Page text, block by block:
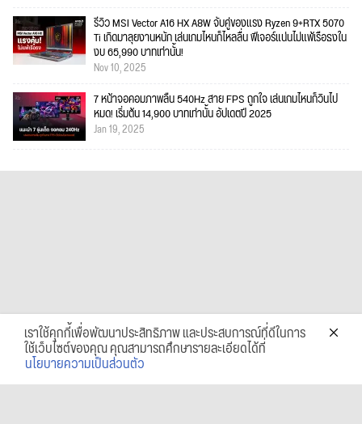
รีวิว MSI Vector A16 HX A8W จับคู่ของแรง Ryzen 9+RTX 5070
Ti เกิดมาลุยงานหนัก เล่นเกมไหนก็ไหลลื่น ฟีเจอร์แน่นไม่แพ้เรือธงใน
งบ 65,990 บาทเท่านั้น!
Nov 10, 2025
7 หน้าจอคอมภาพลื่น 540Hz สาย FPS ถูกใจ เล่นเกมไหนก็วินไป
หมด! เริ่มต้น 14,900 บาทเท่านั้น อัปเดตปี 2025
Jan 19, 2025
เราใช้คุกกี้เพื่อพัฒนาประสิทธิภาพ และประสบการณ์ที่ดีในการ
ใช้เว็บไซต์ของคุณ คุณสามารถศึกษารายละเอียดได้ที่
นโยบายความเป็นส่วนตัว